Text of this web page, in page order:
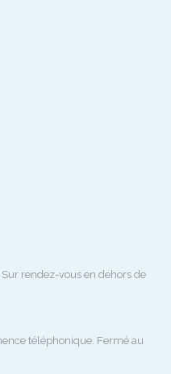
rendez-vous en dehors de
téléphonique. Fermé au